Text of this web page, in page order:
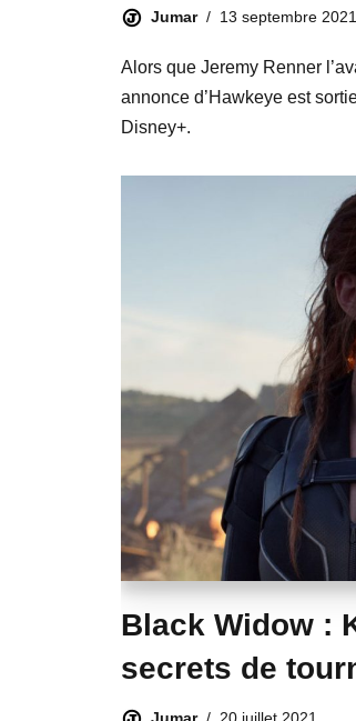
Jumar 13 septembre 2021
Alors que Jeremy Renner
annonce d’Hawkeye est
Disney+.
Black Widow :
secrets de